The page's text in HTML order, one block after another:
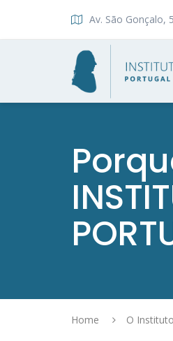
Av. São Gonçalo,
Home O Instituto